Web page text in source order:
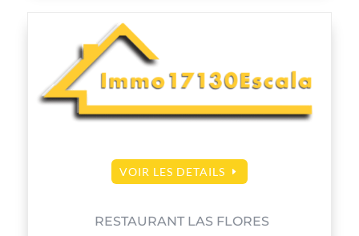
VOIR LES DETAILS
RESTAURANT LAS FLORES